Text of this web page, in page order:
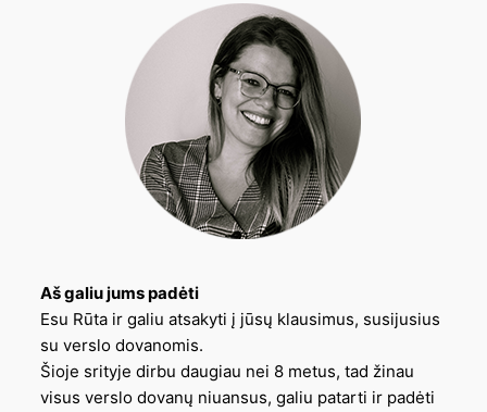
Aš galiu jums padėti
Esu Rūta ir galiu atsakyti į jūsų klausimus, susijusius
su verslo dovanomis.
Šioje srityje dirbu daugiau nei 8 metus, tad žinau
visus verslo dovanų niuansus, galiu patarti ir padėti